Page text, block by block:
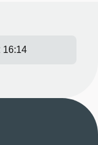
16:14